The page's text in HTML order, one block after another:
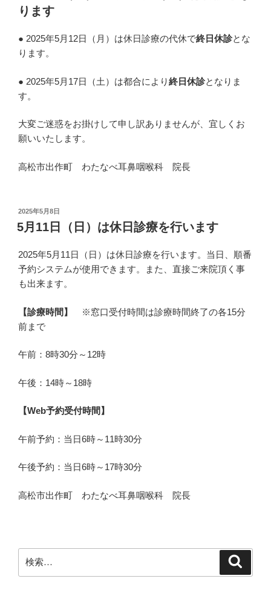
ります
● 2025年5月12日（月）は休日診療の代休で終日休診とな
ります。
● 2025年5月17日（土）は都合により終日休診となりま
す。
大変ご迷惑をお掛けして申し訳ありませんが、宜しくお
願いいたします。
高松市出作町 わたなべ耳鼻咽喉科 院長
投
稿
日:
2025年5月8日
5月11日（日）は休日診療を行います
2025年5月11日（日）は休日診療を行います。当日、順番
予約システムが使用できます。また、直接ご来院頂く事
も出来ます。
【診療時間】
※窓口受付時間は診療時間終了の各15分
前まで
午前：8時30分～12時
午後：14時～18時
【Web予約受付時間】
午前予約：当日6時～11時30分
午後予約：当日6時～17時30分
高松市出作町 わたなべ耳鼻咽喉科 院長
索: